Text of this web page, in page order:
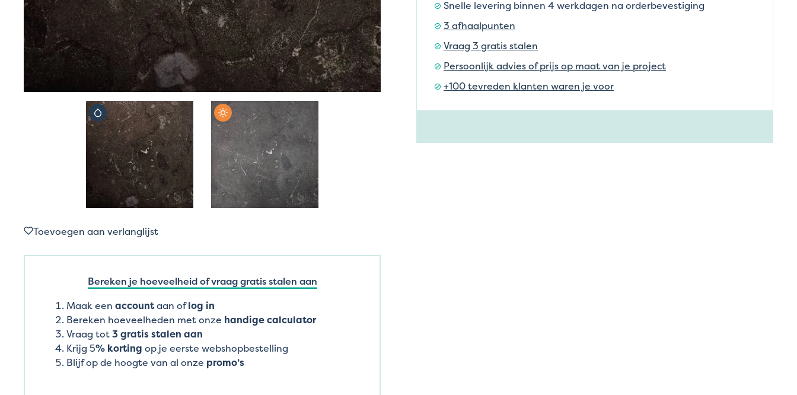
Toevoegen aan verlanglijst
Bereken je hoeveelheid of vraag gratis stalen aan
Maak een accountaan oflog in
Bereken hoeveelheden met onze handige calculator
Vraag tot3 gratis stalen aan
Krijg 5% korting op je eerste webshopbestelling
Blijf op de hoogte van al onze promo’s
Snelle levering binnen 4 werkdagen na orderbevestiging
3 afhaalpunten
Vraag 3 gratis stalen
Persoonlijk advies of prijs op maat van je project
+100 tevreden klanten waren je voor